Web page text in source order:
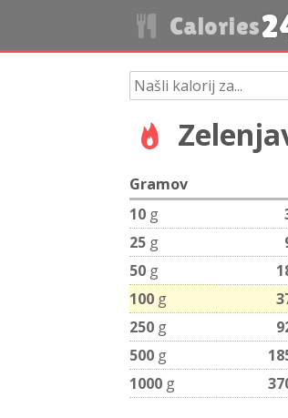
Calories
Gramov
10 g
25 g
50 g
100 g
250 g
500 g
1000 g